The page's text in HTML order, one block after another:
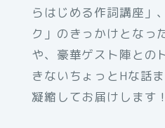
らはじめる作詞講座」
ク」のきっかけとなっ
や、豪華ゲスト陣との
きないちょっとHな話
凝縮してお届けします！